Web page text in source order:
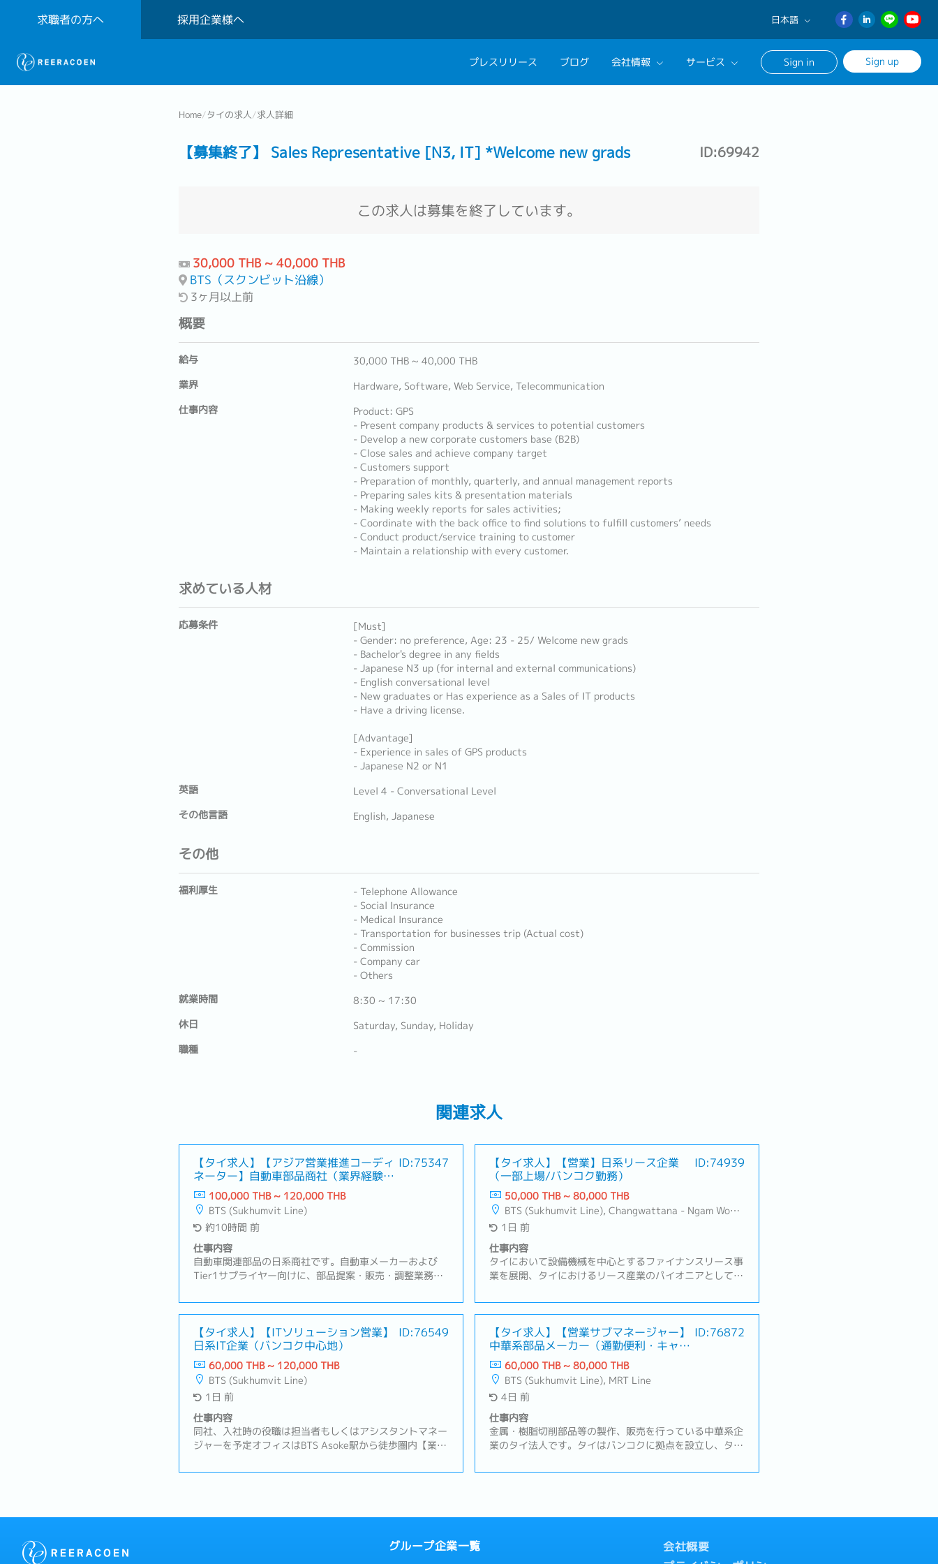
求職者の方へ 採用企業様へ 日本語
English
日本語
プレスリリース ブログ 会社情報
グループ代表メッセージ
サービス Sign in Sign up
Home/タイの求人/求人詳細
【募集終了】 Sales Representative [N3, IT] *Welcome new grads ID:69942
この求人は募集を終了しています。
30,000 THB ~ 40,000 THB
BTS（スクンビット沿線）
3ヶ月以上前
概要
給与
30,000 THB ~ 40,000 THB
業界
Hardware, Software, Web Service, Telecommunication
仕事内容
Product: GPS
- Present company products & services to potential customers
- Develop a new corporate customers base (B2B)
- Close sales and achieve company target
- Customers support
- Preparation of monthly, quarterly, and annual management reports
- Preparing sales kits & presentation materials
- Making weekly reports for sales activities;
- Coordinate with the back office to find solutions to fulfill customers’ needs
- Conduct product/service training to customer
- Maintain a relationship with every customer.
求めている人材
応募条件
[Must]
- Gender: no preference, Age: 23 - 25/ Welcome new grads
- Bachelor's degree in any fields
- Japanese N3 up (for internal and external communications)
- English conversational level
- New graduates or Has experience as a Sales of IT products
- Have a driving license.
[Advantage]
- Experience in sales of GPS products
- Japanese N2 or N1
英語
Level 4 - Conversational Level
その他言語
English, Japanese
その他
福利厚生
- Telephone Allowance
- Social Insurance
- Medical Insurance
- Transportation for businesses trip (Actual cost)
- Commission
- Company car
- Others
就業時間
8:30 ~ 17:30
休日
Saturday, Sunday, Holiday
職種
-
関連求人
【タイ求人】【アジア営業推進コーディ
ネーター】自動車部品商社（業界経験が
活かせる！好条件）
ID:75347
100,000 THB ~ 120,000 THB
BTS (Sukhumvit Line)
約10時間 前
仕事内容
自動車関連部品の日系商社です。自動車メーカーおよび
Tier1サプライヤー向けに、部品提案・販売・調整業務を
す。タイ拠点は地域統括機能も担い、営業活動および各国
拠点との調整業務を行っています。【業務内容】・自動車
メーカーおよびTier1サプライヤー向け窓口対応（営業・
オペレーション・品質関連）・グループ各拠点および営業
担当者との調整・サポート業務・製品提案、見積作成、価
格交渉・受注管理および日々のオーダー状況・生産準備進
捗の管理・日本本社およびベトナム工場などグループ会社
との連携業務・インド、インドネシア、マレーシア、ベト
ナム、日本などへの海外出張対応・営業予算の管理および
売上分析（⽉次・四半期・年次）・マーケティング・営業
関連レポートの作成（本社向け）・アジア地域ビジネスの
【タイ求人】【営業】日系リース企業
（一部上場/バンコク勤務）
ID:74939
50,000 THB ~ 80,000 THB
BTS (Sukhumvit Line), Changwattana - Ngam Wong Wan, Lat Phrao, Din Daeng/Vibhavadi/Don Muang, Sai Mai
1日 前
仕事内容
タイにおいて設備機械を中心とするファイナンスリース事
業を展開、タイにおけるリース産業のパイオニアとしてそ
利便性向上のために、各種ファイナンスサービスの拡大を
図っております。【業務内容】・新規および既存顧客への
アプローチ（電話・メール・訪問）・日系企業向けの営
業・サポート業務・顧客ニーズのヒアリングおよび最適な
サービス・商品の提案・見積書の作成および価格・契約条
件の交渉・受注後の各種手続き（書類回収、社内連携、納
品までの進行管理）・顧客との関係構築および継続的なフ
ォローアップ・与信申請および関連書類の作成・社内関係
部署と顧客間の調整業務・売上目標（KPI）の達成・顧客
満足度の維持・向上および問題発生時の迅速な対応
【タイ求人】【ITソリューション営業】
日系IT企業（バンコク中心地）
ID:76549
60,000 THB ~ 120,000 THB
BTS (Sukhumvit Line)
1日 前
仕事内容
同社、入社時の役職は担当者もしくはアシスタントマネー
ジャーを予定オフィスはBTS Asoke駅から徒歩圏内【業務
ビス導入提案・業務改善やシステム化改善のパッケージ提
バランスを考えた提案・顧客の多くは製造業のため工業団
コンなど）・訪問時はドライバー付き社用車を利用
【タイ求人】【営業サブマネージャー】
中華系部品メーカー（通勤便利・キャリ
アパス豊富）
ID:76872
60,000 THB ~ 80,000 THB
BTS (Sukhumvit Line), MRT Line
4日 前
仕事内容
金属・樹脂切削部品等の製作、販売を行っている中華系企
業のタイ法人です。タイはバンコクに拠点を設立し、タイ
して機能しているBOI取得企業です。営業スタイルは主に
体製造装置向けの加工部品①案件の実務管理・受発注、納
ラブルの一次対応および社内エスカレーション②海外拠点
（日本、中国）との調整業務・納期、品質、価格に関する
グループ企業一覧
会社概要